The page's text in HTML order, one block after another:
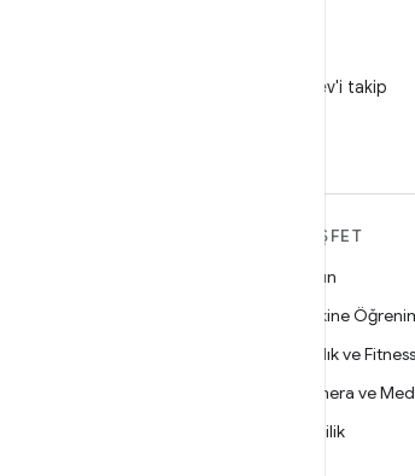
X'te @AndroidDev'i takip
KEŞFET
Oyun
Makine
Sağlık ve Fitness
Kamera ve
Gizlilik